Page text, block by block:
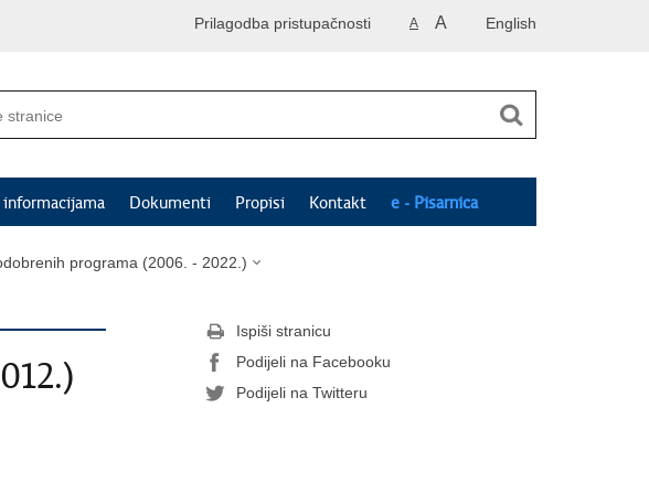
English
A A
Prilagodba pristupačnosti
Dokumenti Propisi Kontakt e - Pisarnica
programa (2006. - 2022.)
Ispiši stranicu
Podijeli na Facebooku
Podijeli na Twitteru